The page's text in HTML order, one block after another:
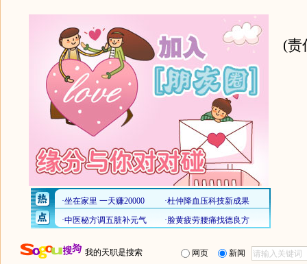
(责
我的天职是搜索 网页 新闻